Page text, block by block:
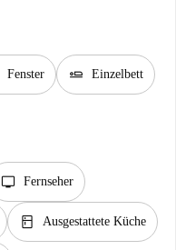
Fenster airline_seat_flat Einzelbett
tv Fernseher
kitchen Ausgestattete Küche